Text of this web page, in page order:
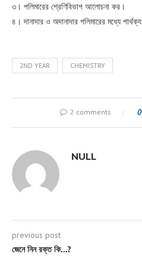
৩। পলিমারের শ্রেণিবিভাগ আলোচনা কর।
৪। দানাদার ও অদানাদার পলিমারের মধ্যে পার্থক্য
2ND YEAR CHEMISTRY
2 comments 0
NULL
previous post
জেনে নিন রক্ত কি…?